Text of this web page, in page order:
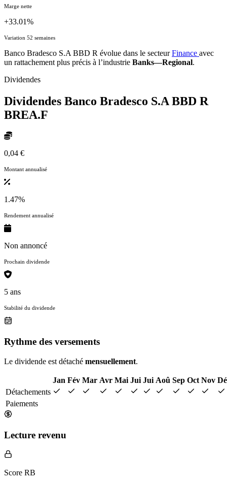
Marge nette
+33.01%
Variation 52 semaines
Banco Bradesco S.A BBD R évolue dans le secteurFinance avec
un rattachement plus précis à l’industrie Banks—Regional.
Dividendes
Dividendes Banco Bradesco S.A BBD R
BREA.F
0,04 €
Montant annualisé
1.47%
Rendement annualisé
Non annoncé
Prochain dividende
5 ans
Stabilité du dividende
Rythme des versements
Le dividende est détaché mensuellement.
Jan Fév Mar Avr Mai Jui Jui Aoû Sep Oct Nov
Détachements
Paiements
Lecture revenu
Score RB